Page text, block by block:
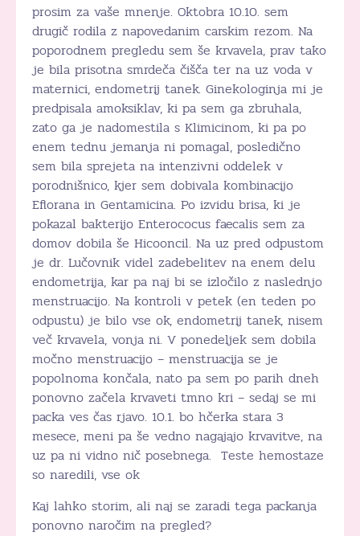
prosim za vaše mnenje. Oktobra 10.10. sem
drugič rodila z napovedanim carskim rezom. Na
poporodnem pregledu sem še krvavela, prav tako
je bila prisotna smrdeča čišča ter na uz voda v
maternici, endometrij tanek. Ginekologinja mi je
predpisala amoksiklav, ki pa sem ga zbruhala,
zato ga je nadomestila s Klimicinom, ki pa po
enem tednu jemanja ni pomagal, posledično
sem bila sprejeta na intenzivni oddelek v
porodnišnico, kjer sem dobivala kombinacijo
Eflorana in Gentamicina. Po izvidu brisa, ki je
pokazal bakterijo Enterococus faecalis sem za
domov dobila še Hicooncil. Na uz pred odpustom
je dr. Lučovnik videl zadebelitev na enem delu
endometrija, kar pa naj bi se izločilo z naslednjo
menstruacijo. Na kontroli v petek (en teden po
odpustu) je bilo vse ok, endometrij tanek, nisem
več krvavela, vonja ni. V ponedeljek sem dobila
močno menstruacijo – menstruacija se je
popolnoma končala, nato pa sem po parih dneh
ponovno začela krvaveti tmno kri – sedaj se mi
packa ves čas rjavo. 10.1. bo hčerka stara 3
mesece, meni pa še vedno nagajajo krvavitve, na
uz pa ni vidno nič posebnega. Teste hemostaze
so naredili, vse ok
Kaj lahko storim, ali naj se zaradi tega packanja
ponovno naročim na pregled?